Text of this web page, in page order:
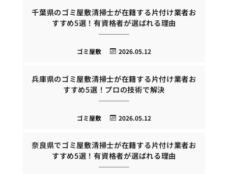
千葉県のゴミ屋敷清掃士が在籍する片付け業者お
すすめ5選！有資格者が選ばれる理由
2026.05.12
ゴミ屋敷
兵庫県のゴミ屋敷清掃士が在籍する片付け業者お
すすめ5選！プロの技術で解決
2026.05.12
ゴミ屋敷
奈良県でゴミ屋敷清掃士が在籍する片付け業者お
すすめ5選！有資格者が選ばれる理由